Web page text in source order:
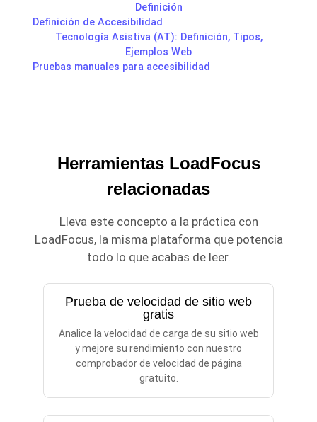
Definición
Definición de Accesibilidad
Tecnología Asistiva (AT): Definición, Tipos,
Ejemplos Web
Pruebas manuales para accesibilidad
Herramientas LoadFocus
relacionadas
Lleva este concepto a la práctica con
LoadFocus, la misma plataforma que potencia
todo lo que acabas de leer.
Prueba de velocidad de sitio web
gratis
Analice la velocidad de carga de su sitio web
y mejore su rendimiento con nuestro
comprobador de velocidad de página
gratuito.